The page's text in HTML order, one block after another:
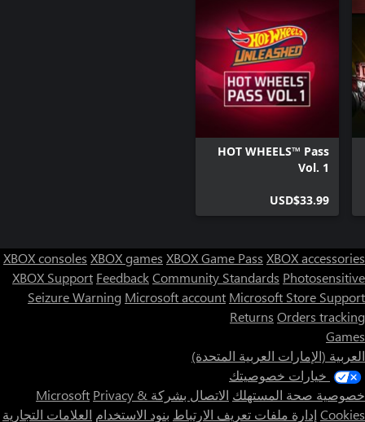
HOT WHEELS™ Pass
Vol. 1
USD$33.99
XBOX consoles XBOX games XBOX Game Pass XBOX accessories
XBOX Support FeedbackCommunity Standards Photosensitive
Seizure Warning Microsoft account Microsoft Store Support
Returns Orders tracking
Games
العربية (الإمارات العربية المتحدة)
خيارات خصوصيتك
خصوصية صحة المستهلك الاتصال بشركة Microsoft Privacy &
Cookies إدارة ملفات تعريف الارتباط بنود الاستخدام العلامات التجارية